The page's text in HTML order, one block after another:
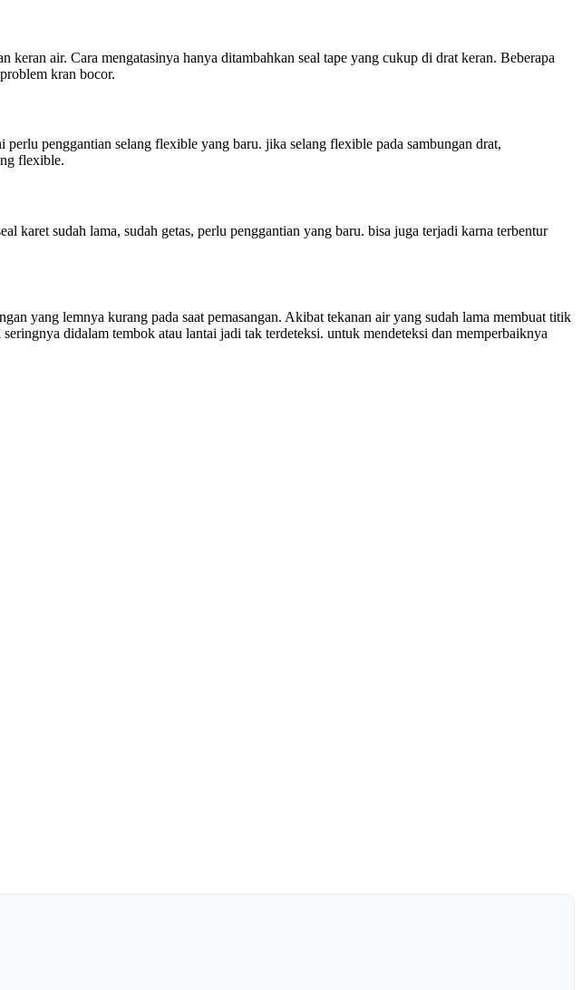
air. Cara mengatasinya hanya ditambahkan seal tape yang cukup di drat keran. Beberapa
kran bocor.
penggantian selang flexible yang baru. jika selang flexible pada sambungan drat,
flexible.
karet sudah lama, sudah getas, perlu penggantian yang baru. bisa juga terjadi karna terbentur
yang lemnya kurang pada saat pemasangan. Akibat tekanan air yang sudah lama membuat titik
didalam tembok atau lantai jadi tak terdeteksi. untuk mendeteksi dan memperbaiknya